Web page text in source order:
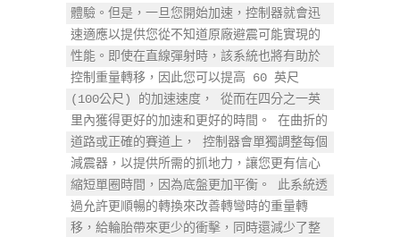
體驗。但是，一旦您開始加速，控制器就會迅
速適應以提供您從不知道原廠避震可能實現的
性能。即使在直線彈射時，該系統也將有助於
控制重量轉移，因此您可以提高 60 英尺
(100公尺) 的加速速度， 從而在四分之一英
里內獲得更好的加速和更好的時間。 在曲折的
道路或正確的賽道上， 控制器會單獨調整每個
減震器，以提供所需的抓地力，讓您更有信心
縮短單圈時間，因為底盤更加平衡。 此系統透
過允許更順暢的轉換來改善轉彎時的重量轉
移，給輪胎帶來更少的衝擊，同時還減少了整